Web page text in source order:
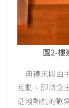
圖2-樓
典禮末段由
互動，即時念
活潑熱烈的歡